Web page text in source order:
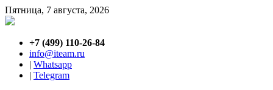
Пятница, 7 августа, 2026
+7 (499) 110-26-84
info@iteam.ru
| Whatsapp
| Telegram